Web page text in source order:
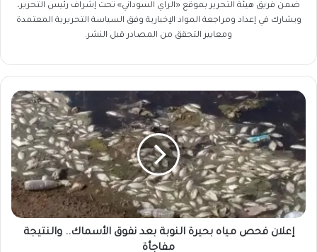
ضمن فريق هيئة التحرير بموقع «الراي السوداني» تحت إشراف رئيس التحرير،
ويشارك في إعداد ومراجعة المواد الإخبارية وفق السياسة التحريرية المعتمدة
ومعايير التحقق من المصادر قبل النشر.
إعلان
بحيرة
النوبة
بعد
نفوق
الأسماك..
والنتيجة
مفاجأة
إعلان فحص مياه بحيرة النوبة بعد نفوق الأسماك.. والنتيجة
مفاجأة